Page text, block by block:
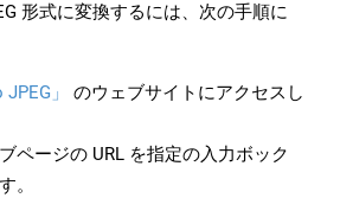
形式に変換するには、次の手順に
」
のウェブサイトにアクセスし
ページの URL を指定の入力ボック
。